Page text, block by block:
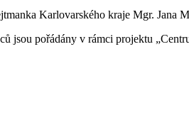
Karlovarského kraje Mgr. Jana
jsou pořádány v rámci projektu